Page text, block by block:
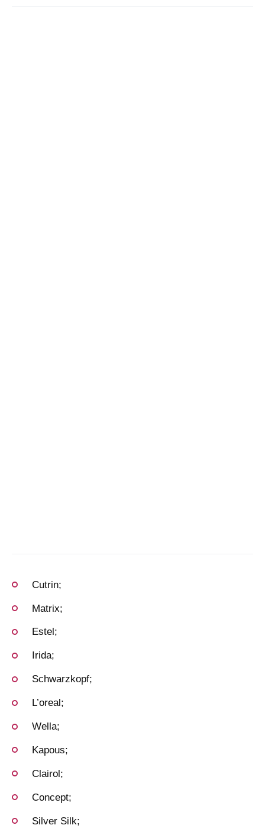
Cutrin;
Matrix;
Estel;
Irida;
Schwarzkopf;
L’oreal;
Wella;
Kapous;
Clairol;
Concept;
Silver Silk;